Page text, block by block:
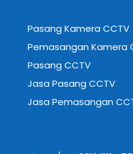
Pasang Kamera CCTV
Pemasangan Kamera
Pasang CCTV
Jasa Pasang CCTV
Jasa Pemasangan